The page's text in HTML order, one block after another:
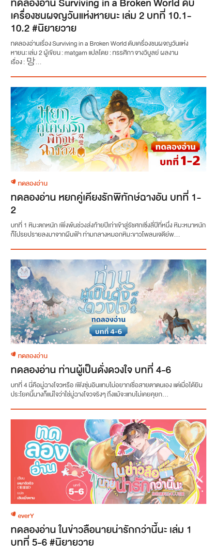
เครื่องชนผจญวันแห่งหายนะ เล่ม 2 บทที่ 10.1-
10.2 #นิยายวาย
ทดลองอ่านเรื่อง Surviving in a Broken World ดับเครื่องชนผจญวันแห่ง
หายนะ เล่ม 2 ผู้เขียน : matgam แปลโดย : ทรรศิกา จางวิบูลย์ ผลงาน
เรื่อง : 망...
ทดลองอ่าน
ทดลองอ่าน หยกคู่เคียงรักพิทักษ์ฉางอัน บทที่ 1-
2
บทที่ 1 หิมะตกหนัก เพิ่งพ้นช่วงส่งท้ายปีเก่าเข้าสู่รัชศกเซิ่งลี่ปีที่หนึ่ง หิมะหนาหนัก
ก็โปรยปรายลงมาจากผืนฟ้า ท่ามกลางหมอกหิมะขาวโพลนเจดีย์พ...
ทดลองอ่าน
ทดลองอ่าน ท่านผู้เป็นดั่งดวงใจ บทที่ 4-6
บทที่ 4 นี่คือมู่ฉางโจวหรือ เฟิงซุ่นอินแทบไม่อยากเชื่อสายตาตนเอง แต่เมื่อได้ยิน
ประโยคนี้นางก็แน่ใจว่าใช่มู่ฉางโจวจริงๆ ถึงแม้จะแทบไม่เคยคุยก...
everY
ทดลองอ่าน ในข่าวลือนายน่ารักกว่านี้นะ เล่ม 1
บทที่ 5-6 #นิยายวาย